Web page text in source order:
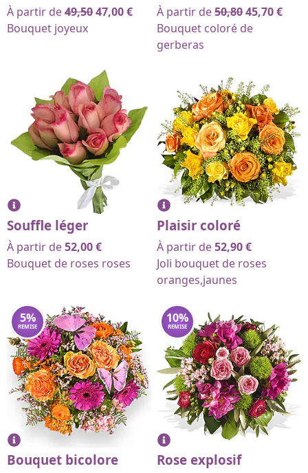
À partir de49,5047,00€
Bouquet joyeux
À partir de50,8045,70€
Bouquet coloré de
gerberas
Souffle léger
À partir de52,00€
Bouquet de roses roses
Plaisir coloré
À partir de52,90€
Joli bouquet de roses
oranges,jaunes
5%
REMISE
Bouquet bicolore
10%
REMISE
Rose explosif